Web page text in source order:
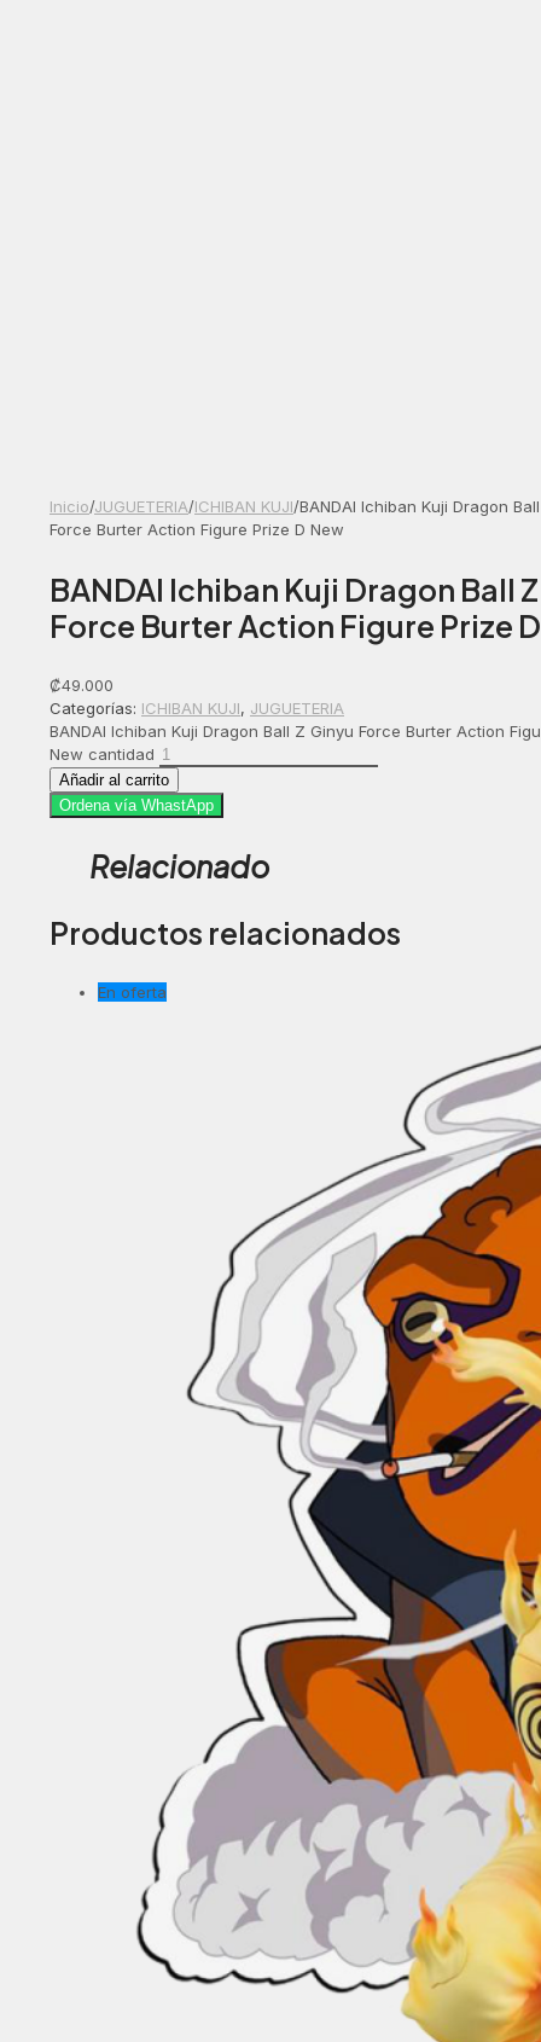
Inicio/JUGUETERIA/ICHIBAN KUJI/BANDAI Ichiban Kuji Dragon
Force Burter Action Figure Prize D New
BANDAI Ichiban Kuji Dragon Ball
Force Burter Action Figure Prize
₡49.000
Categorías: ICHIBAN KUJI, JUGUETERIA
BANDAI Ichiban Kuji Dragon Ball Z Ginyu Force Burter Action
New cantidad
Añadir al carrito
Ordena vía WhastApp
Relacionado
Productos relacionados
En oferta